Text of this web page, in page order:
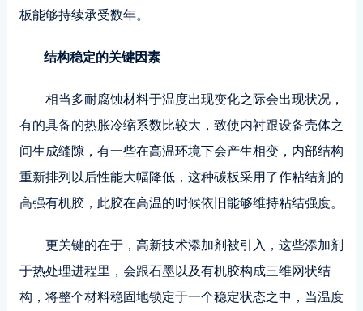
板能够持续承受数年。
结构稳定的关键因素
相当多耐腐蚀材料于温度出现变化之际会出现状况，
有的具备的热胀冷缩系数比较大，致使内衬跟设备壳体之
间生成缝隙，有一些在高温环境下会产生相变，内部结构
重新排列以后性能大幅降低，这种碳板采用了作粘结剂的
高强有机胶，此胶在高温的时候依旧能够维持粘结强度。
更关键的在于，高新技术添加剂被引入，这些添加剂
于热处理进程里，会跟石墨以及有机胶构成三维网状结
构，将整个材料稳固地锁定于一个稳定状态之中，当温度